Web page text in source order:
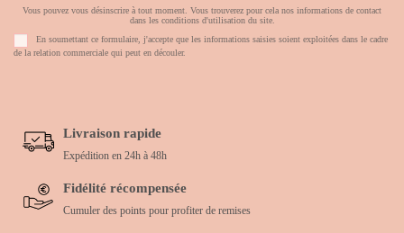
Vous pouvez vous désinscrire à tout moment. Vous trouverez pour cela nos informations de contact
dans les conditions d'utilisation du site.
En soumettant ce formulaire, j'accepte que les informations saisies soient exploitées dans le cadre
de la relation commerciale qui peut en découler.
Livraison rapide
Expédition en 24h à 48h
Fidélité récompensée
Cumuler des points pour profiter de remises